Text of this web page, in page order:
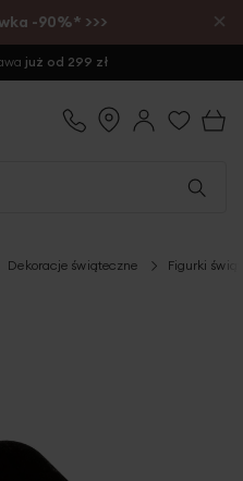
-90%* >>> ×
już od 299 zł
Dekoracje świąteczne Figurki